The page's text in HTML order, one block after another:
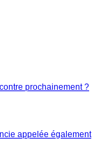
prochainement ?
appelée également